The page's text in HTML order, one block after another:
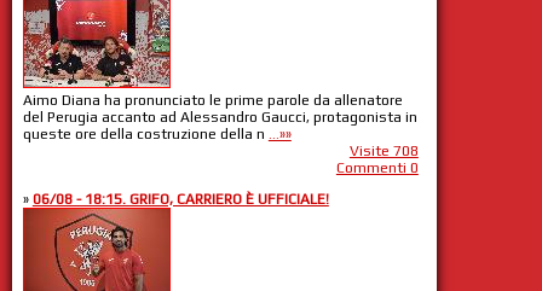
Aimo Diana ha pronunciato le prime parole da allenatore
del Perugia accanto ad Alessandro Gaucci, protagonista in
queste ore della costruzione della n ...»»
Visite 708
Commenti 0
» 06/08 - 18:15. GRIFO, CARRIERO È UFFICIALE!